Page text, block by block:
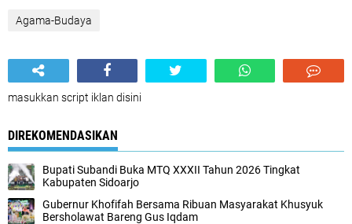
Agama-Budaya
masukkan script iklan disini
DIREKOMENDASIKAN
Bupati Subandi Buka MTQ XXXII Tahun 2026 Tingkat
Kabupaten Sidoarjo
Gubernur Khofifah Bersama Ribuan Masyarakat Khusyuk
Bersholawat Bareng Gus Iqdam